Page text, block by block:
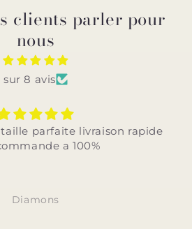
clients parler pour
nous
sur 8 avis
parfaite livraison rapide
a 100%
Diamons